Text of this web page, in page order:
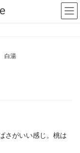
白湯
さがいい感じ。桃は